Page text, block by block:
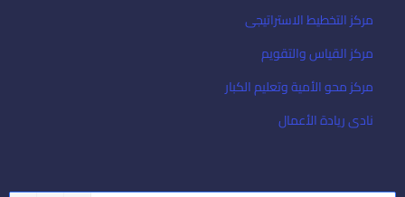
مركز التخطيط الاستراتيجى
مركز القياس والتقويم
مركز محو الأمية وتعليم الكبار
نادى ريادة الأعمال